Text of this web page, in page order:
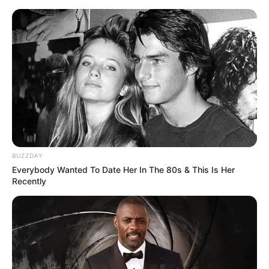
Gotha und Hörselgau
Ausflugsziele Veranstaltungen
Heute ist Hohes Friedersfest (in Augsburg ein Feiertag):
Sonnabend, der 08.08.2026
BUZZDAY
Everybody Wanted To Date Her In The 80s & This Is Her
Recently